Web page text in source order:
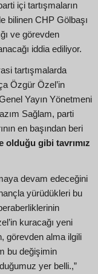
içi tartışmaların
bilinen CHP Gölbaşı
ve görevden
iddia ediliyor.
tartışmalarda
Özgür Özel’in
Yayın Yönetmeni
Sağlam, parti
en başından beri
olduğu gibi tavrımız
devam edeceğini
yürüdükleri bu
kuracağı yeni
görevden alma ilgili
bu değişimin
yer belli.,”